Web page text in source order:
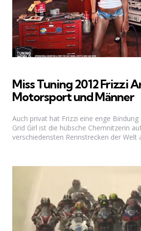
Miss Tuning 2012 Frizzi
Motorsport und Männer
Auch privat hat Frizzi eine enge
Grid Girl ist die hübsche Chemnitzerin
verschiedensten Rennstrecken der Welt